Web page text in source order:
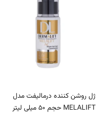
ژل روشن کننده درمالیفت مدل
MELALIFT حجم 50 میلی لیتر